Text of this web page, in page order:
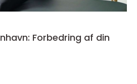
Forbedring af din